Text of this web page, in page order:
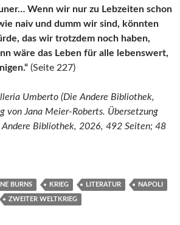
Wenn wir nur zu Lebzeiten schon
naiv und dumm wir sind, könnten
das wir trotzdem noch haben,
wäre das Leben für alle lebenswert,
(Seite 227)
Umberto (Die Andere Bibliothek,
von Jana Meier-Roberts. Übersetzung
Andere Bibliothek, 2026, 492 Seiten; 48
BURNS KRIEG LITERATUR NAPOLI
ZWEITER WELTKRIEG